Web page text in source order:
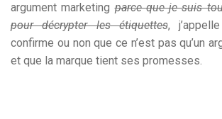
argument marketingparce que je suis
pour décrypter les étiquettes,
confirme ou non que ce n’est pas qu’un
et que la marque tient ses promesses.